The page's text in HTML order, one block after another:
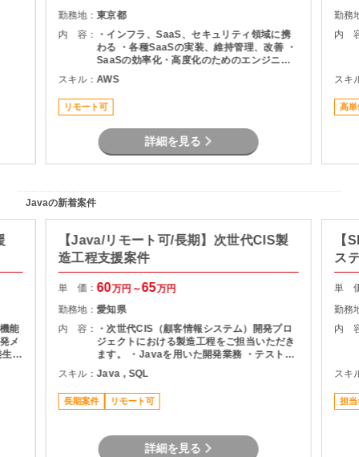
勤務地：東京都
内 容：
・インフラ、SaaS、セキュリティ領域に携
わる ・各種SaaSの実装、維持管理、改善 ・
SaaSの効率化・高度化のためのエンジニア
リング ・SaaSのシステム課題・障害に対す
る対策の計画と実装 ・社内NWやオンプレサ
ーバの運用保守 ・拠点のネットワーク配備担
当
スキル：AWS
リモート可
詳細を見る
勤務
内
スキ
高単
Javaの新着案件
能
メ
【Java/リモート可/長期】次世代CIS製
造工程支援案件
単 価：60万円～65万円
勤務地：愛知県
内 容：
・次世代CIS（顧客情報システム）開発プロ
ジェクトにおける製造工程をご担当いただき
ます。 ・Javaを用いた開発業務 ・テスト実
施（Junit） ・Oracle環境での開発 ・結合工
程を中心とした開発支援
スキル：Java , SQL
長期案件 リモート可
詳細を見る
【
ス
単
勤務
内
スキ
担当